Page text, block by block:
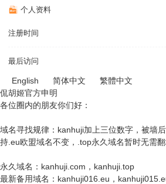
个人资料
注册时间
最后访问
English 简体中文
繁體中文
侃胡姬官方申明
各位圈内的朋友你们好：
域名寻找规律：kanhuji加上三位数字，被墙
持.eu欧盟域名不变，.top永久域名暂时无需
永久域名：kanhuji.com，kanhuji.top
最新备用域名：kanhuji016.eu，